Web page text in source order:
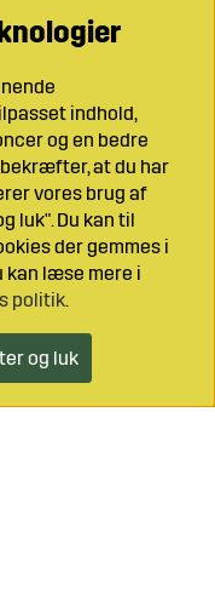
indhold,
og en bedre
at du har
vores brug af
luk". Du kan til
der gemmes i
kan læse mere i
politik.
og luk